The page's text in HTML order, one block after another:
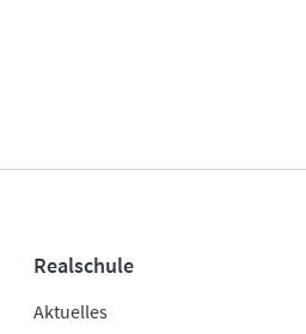
Realschule
Aktuelles